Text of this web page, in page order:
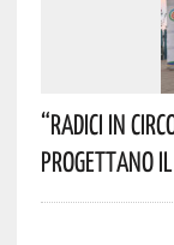
“Radici In
Progettano Il